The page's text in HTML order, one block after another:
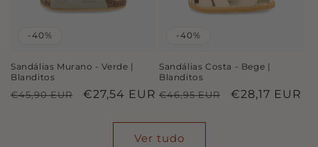
-40%
Sandálias Murano - Verde |
Blanditos
Preço
€45,90 EUR
Preço
€27,54 EUR
-40%
Sandálias Costa - Bege |
Blanditos
Preço
€46,95 EUR
Preço
€28,17 EUR
Ver tudo